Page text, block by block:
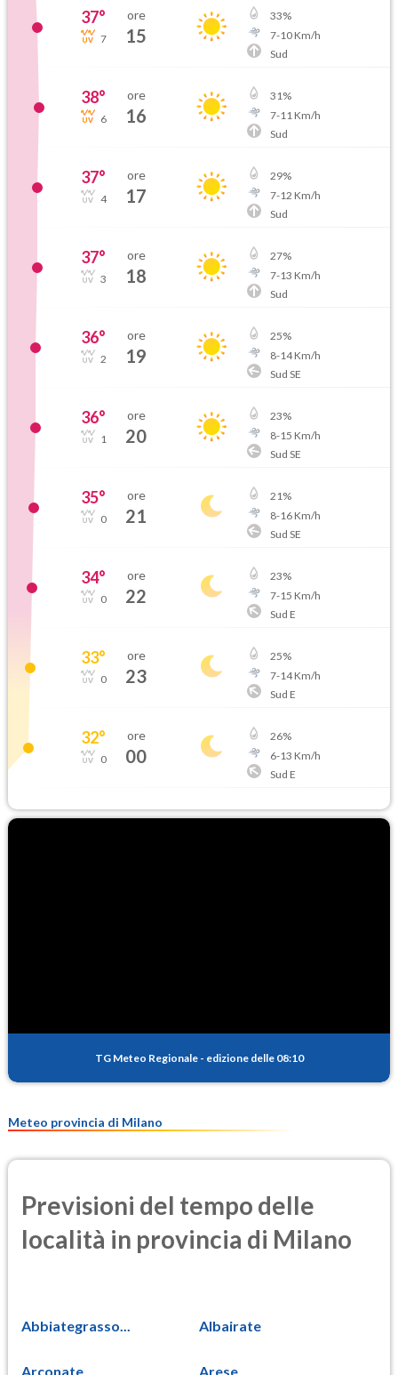
37°
7
ore
15
33%
7-10Km/h
Sud
38°
6
ore
16
31%
7-11 Km/h
Sud
37°
4
ore
17
29%
7-12 Km/h
Sud
37°
3
ore
18
27%
7-13 Km/h
Sud
36°
2
ore
19
25%
8-14Km/h
Sud SE
36°
1
ore
20
23%
8-15 Km/h
Sud SE
35°
0
ore
21
21%
8-16Km/h
Sud SE
34°
0
ore
22
23%
7-15 Km/h
Sud E
33°
0
ore
23
25%
7-14Km/h
Sud E
32°
0
ore
00
26%
6-13 Km/h
Sud E
TG Meteo Regionale - edizione delle 08:10
Meteo provincia di Milano
Previsioni del tempo delle
località in provincia di Milano
Abbiategrasso... Albairate
Arconate Arese